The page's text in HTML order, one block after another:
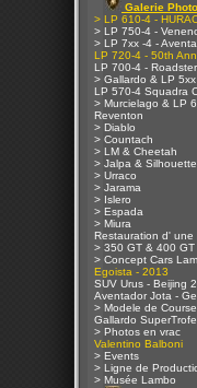
Galerie
> LP 610-4 -
> LP 750-4 -
> LP 7xx -4 -
LP 720-4 - 50th
LP 700-4 - Roadster
> Gallardo & LP 5xx
LP 570-4 Squadra
> Murcielago & LP
Reventon
> Diablo
> Countach
> LM & Cheetah
> Jalpa & Silhouette
> Urraco
> Jarama
> Islero
> Espada
> Miura
Restauration d' une
> 350 GT & 400 GT
> Concept Cars
Egoista - 2013
SUV Urus - Beijing
Aventador Jota -
> Modele de Course
Gallardo
> Photos en vrac
Valentino Balboni
> Events
> Ligne de
> Musée Lambo